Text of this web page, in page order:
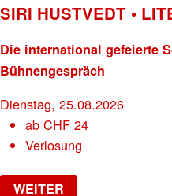
SIRI HUSTVEDT •
Die international gefeierte
Bühnengespräch
Dienstag, 25.08.2026
abCHF 24
Verlosung
WEITER